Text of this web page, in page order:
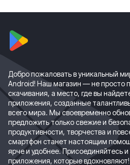
Добро пожаловать в уникальный
Android! Наш магазин — не просто
скачивания, а место, где вы
приложения, созданные
всего мира. Мы своевременно
предложить только свежие и
продуктивности, творчества и
смартфон станет настоящим
ярче и удобнее. Присоединяйтесь
приложения, которые вдохновляют!